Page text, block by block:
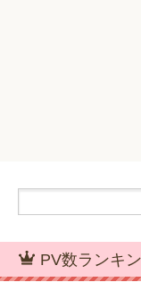
PV数ランキ